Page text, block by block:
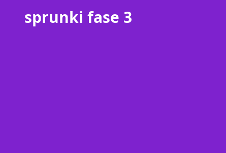
sprunki fase 3